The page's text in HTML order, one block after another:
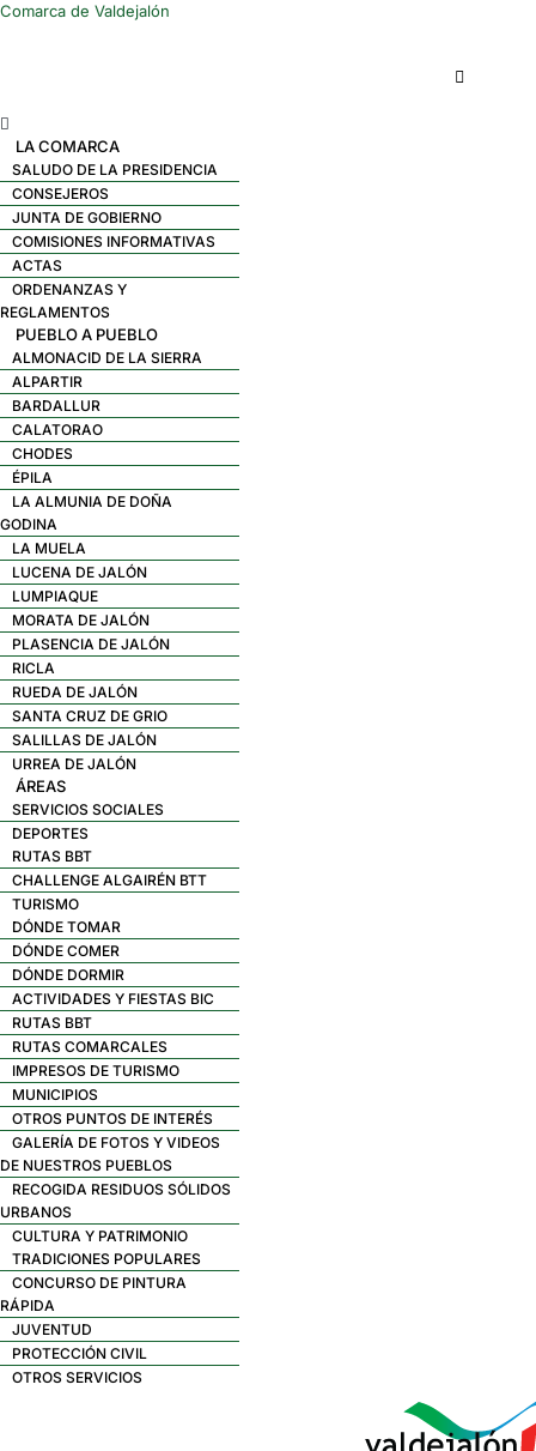
Comarca de Valdejalón
Menú
LA COMARCA
SALUDO DE LA PRESIDENCIA
CONSEJEROS
JUNTA DE GOBIERNO
COMISIONES INFORMATIVAS
ACTAS
ORDENANZAS Y
REGLAMENTOS
PUEBLO A PUEBLO
ALMONACID DE LA SIERRA
ALPARTIR
BARDALLUR
CALATORAO
CHODES
ÉPILA
LA ALMUNIA DE DOÑA
GODINA
LA MUELA
LUCENA DE JALÓN
LUMPIAQUE
MORATA DE JALÓN
PLASENCIA DE JALÓN
RICLA
RUEDA DE JALÓN
SANTA CRUZ DE GRIO
SALILLAS DE JALÓN
URREA DE JALÓN
ÁREAS
SERVICIOS SOCIALES
DEPORTES
RUTAS BBT
CHALLENGE ALGAIRÉN BTT
TURISMO
DÓNDE TOMAR
DÓNDE COMER
DÓNDE DORMIR
ACTIVIDADES Y FIESTAS BIC
RUTAS BBT
RUTAS COMARCALES
IMPRESOS DE TURISMO
MUNICIPIOS
OTROS PUNTOS DE INTERÉS
GALERÍA DE FOTOS Y VIDEOS
DE NUESTROS PUEBLOS
RECOGIDA RESIDUOS SÓLIDOS
URBANOS
CULTURA Y PATRIMONIO
TRADICIONES POPULARES
CONCURSO DE PINTURA
RÁPIDA
JUVENTUD
PROTECCIÓN CIVIL
OTROS SERVICIOS